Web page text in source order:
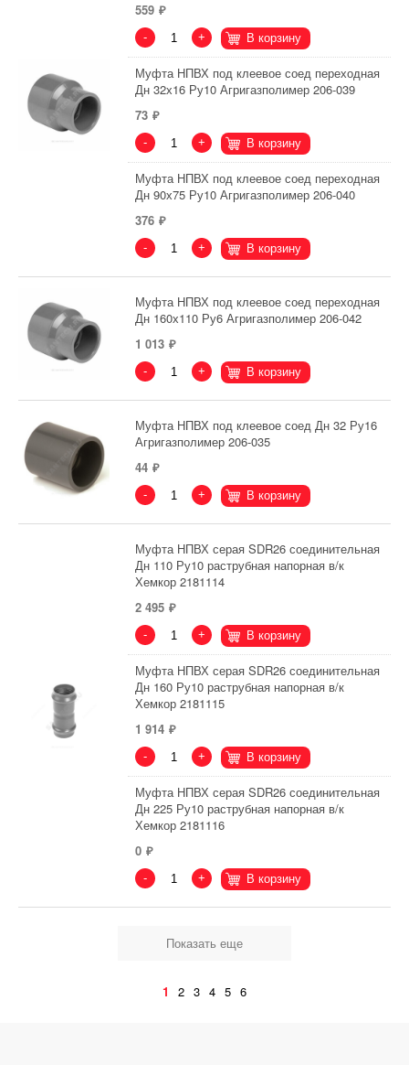
559
- + В корзину
Муфта НПВХ под клеевое соед переходная
Дн 32х16 Ру10 Агригазполимер 206-039
73
- + В корзину
Муфта НПВХ под клеевое соед переходная
Дн 90х75 Ру10 Агригазполимер 206-040
376
- + В корзину
Муфта НПВХ под клеевое соед переходная
Дн 160х110 Ру6 Агригазполимер 206-042
1 013
- + В корзину
Муфта НПВХ под клеевое соед Дн 32 Ру16
Агригазполимер 206-035
44
- + В корзину
Муфта НПВХ серая SDR26 соединительная
Дн 110 Ру10 раструбная напорная в/к
Хемкор 2181114
2 495
- + В корзину
Муфта НПВХ серая SDR26 соединительная
Дн 160 Ру10 раструбная напорная в/к
Хемкор 2181115
1 914
- + В корзину
Муфта НПВХ серая SDR26 соединительная
Дн 225 Ру10 раструбная напорная в/к
Хемкор 2181116
0
- + В корзину
Показать еще
1 2 3 4 5 6